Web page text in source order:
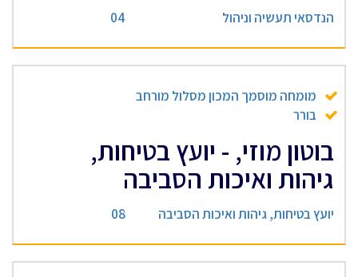
הנדסאי תעשיה וניהול 04
מומחה מוסמך המכון מסלול מורחב
בורר
בוטון מוזי, - יועץ בטיחות,
גיהות ואיכות הסביבה
יועץ בטיחות, גיהות ואיכות הסביבה 08